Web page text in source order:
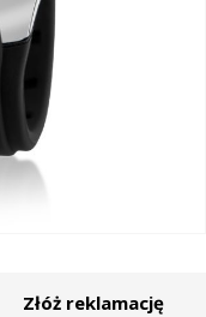
Złóż reklamację